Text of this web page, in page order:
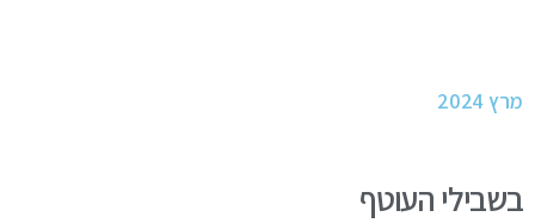
מרץ 2024
בשבילי העוטף